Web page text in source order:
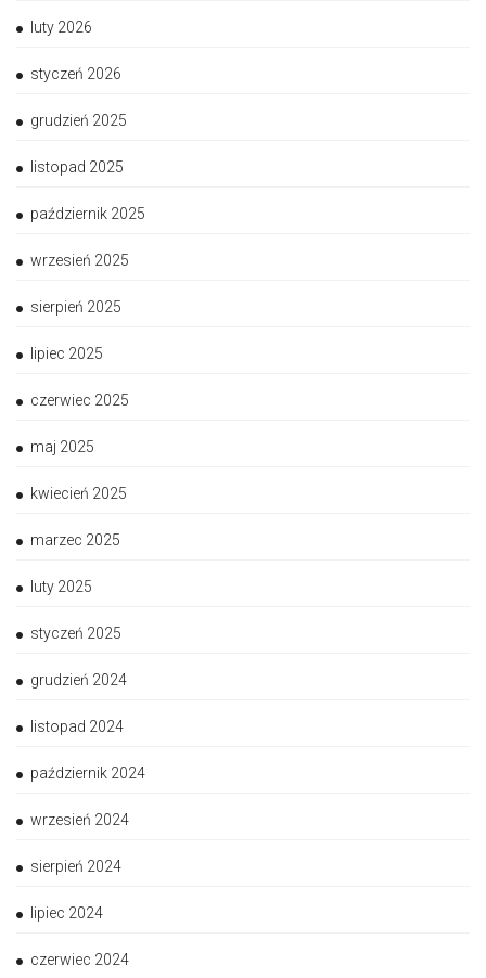
luty 2026
styczeń 2026
grudzień 2025
listopad 2025
październik 2025
wrzesień 2025
sierpień 2025
lipiec 2025
czerwiec 2025
maj 2025
kwiecień 2025
marzec 2025
luty 2025
styczeń 2025
grudzień 2024
listopad 2024
październik 2024
wrzesień 2024
sierpień 2024
lipiec 2024
czerwiec 2024